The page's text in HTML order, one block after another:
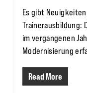
Es gibt
Trainerausbildung:
im vergangenen
Modernisierung
Read More